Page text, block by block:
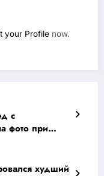
your Profile now.
с
фото при
худший